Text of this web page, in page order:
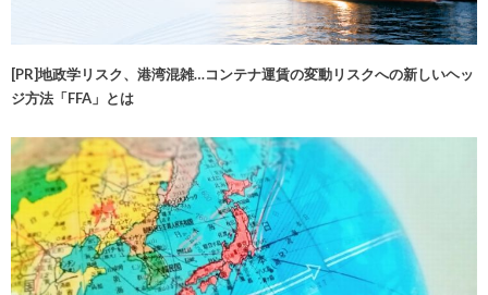
[PR]地政学リスク、港湾混雑…コンテナ運賃の変動リスクへの新しいヘッ
ジ方法「FFA」とは